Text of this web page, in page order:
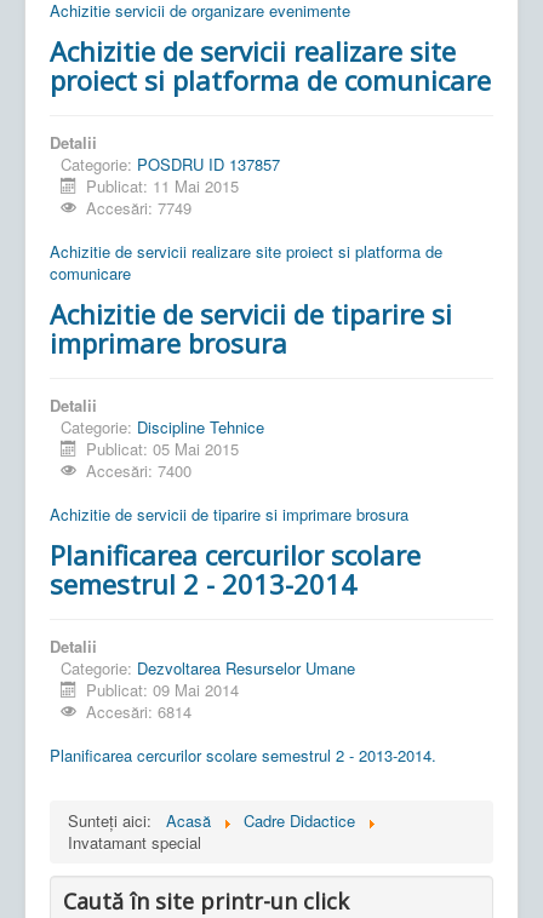
Achizitie servicii de organizare evenimente
Achizitie de servicii realizare site
proiect si platforma de comunicare
Detalii
Categorie: POSDRU ID 137857
Publicat: 11 Mai 2015
Accesări: 7749
Achizitie de servicii realizare site proiect si platforma de
comunicare
Achizitie de servicii de tiparire si
imprimare brosura
Detalii
Categorie: Discipline Tehnice
Publicat: 05 Mai 2015
Accesări: 7400
Achizitie de servicii de tiparire si imprimare brosura
Planificarea cercurilor scolare
semestrul 2 - 2013-2014
Detalii
Categorie: Dezvoltarea Resurselor Umane
Publicat: 09 Mai 2014
Accesări: 6814
Planificarea cercurilor scolare semestrul 2 - 2013-2014.
Sunteți aici: Acasă
Cadre Didactice
Invatamant special
Caută în site printr-un click